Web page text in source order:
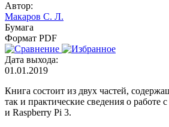
Автор:
Макаров С. Л.
Бумага
Формат PDF
Дата выхода:
01.01.2019
Книга состоит из двух частей,
так и практические сведения о работе
и Raspberry Pi 3.